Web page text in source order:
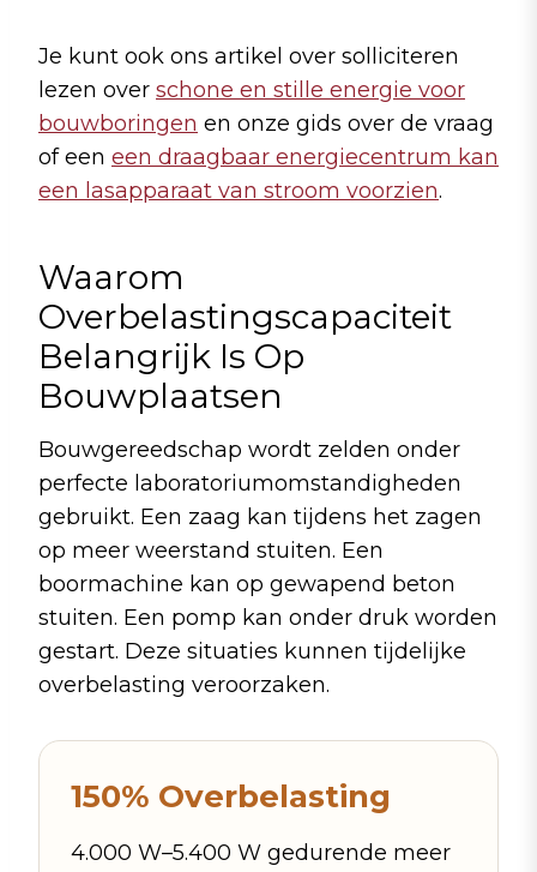
Je kunt ook ons artikel over solliciteren
lezen over schone en stille energie voor
bouwboringen en onze gids over de vraag
of een een draagbaar energiecentrum kan
een lasapparaat van stroom voorzien.
Waarom
Overbelastingscapaciteit
Belangrijk Is Op
Bouwplaatsen
Bouwgereedschap wordt zelden onder
perfecte laboratoriumomstandigheden
gebruikt. Een zaag kan tijdens het zagen
op meer weerstand stuiten. Een
boormachine kan op gewapend beton
stuiten. Een pomp kan onder druk worden
gestart. Deze situaties kunnen tijdelijke
overbelasting veroorzaken.
150% Overbelasting
4.000 W–5.400 W gedurende meer